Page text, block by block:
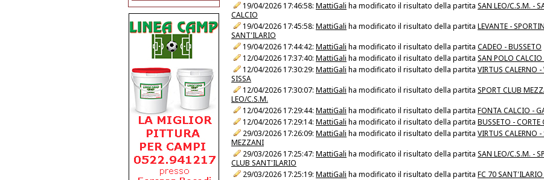
19/04/2026 17:46:58: MattiGali ha modificato il risultato della partita SAN LEO/C.S.M. -
CALCIO
19/04/2026 17:45:58: MattiGali ha modificato il risultato della partita LEVANTE -
SANT'ILARIO
19/04/2026 17:44:42: MattiGali ha modificato il risultato della partita CADEO - BUSSETO
12/04/2026 17:37:40: MattiGali ha modificato il risultato della partita SAN POLO CALCIO
12/04/2026 17:30:29: MattiGali ha modificato il risultato della partita VIRTUS CALERNO -
SISSA
12/04/2026 17:30:07: MattiGali ha modificato il risultato della partita SPORT CLUB
LEO/C.S.M.
12/04/2026 17:29:44: MattiGali ha modificato il risultato della partita FONTA CALCIO -
12/04/2026 17:29:14: MattiGali ha modificato il risultato della partita BUSSETO - CORTE
29/03/2026 17:26:09: MattiGali ha modificato il risultato della partita VIRTUS CALERNO
MEZZANI
29/03/2026 17:25:47: MattiGali ha modificato il risultato della partita SAN LEO/C.S.M. -
CLUB SANT'ILARIO
29/03/2026 17:25:19: MattiGali ha modificato il risultato della partita FC 70